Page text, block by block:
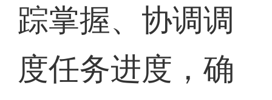
踪掌握、协调调
度任务进度，确